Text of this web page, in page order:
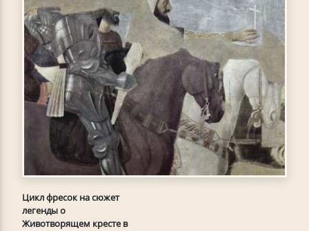
Цикл фресок на сюжет
легенды о
Животворящем кресте в